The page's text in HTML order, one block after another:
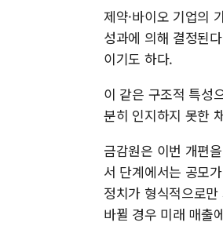
제약·바이오 기업의
성과에 의해 결정된
이기도 하다.
이 같은 구조적 특성
분히 인지하지 못한
금감원은 이번 개편
서 단계에서는 공모
정치가 형식적으로
바뀔 경우 미래 매출